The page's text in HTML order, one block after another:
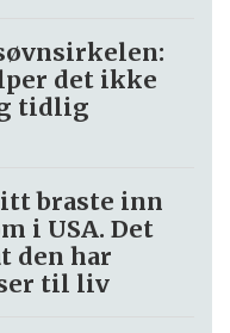
det ikke
tidlig
braste inn
i USA. Det
den har
til liv